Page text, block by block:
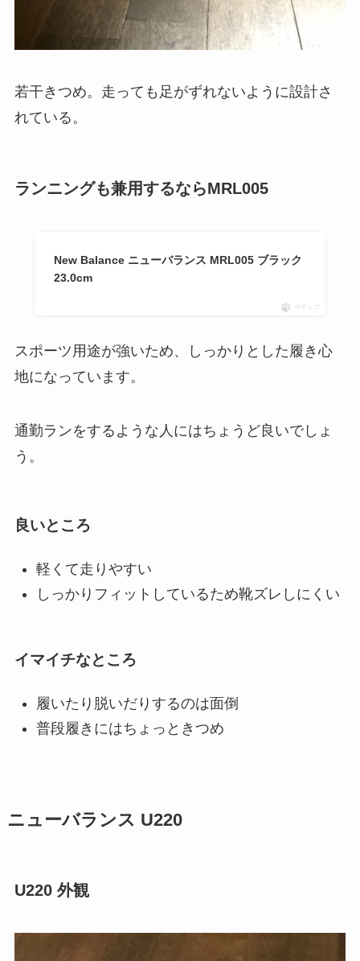
若干きつめ。走っても足がずれないように設計さ
れている。
ランニングも兼用するならMRL005
New Balance ニューバランス MRL005 ブラック
23.0cm
ポチップ
スポーツ用途が強いため、しっかりとした履き心
地になっています。
通勤ランをするような人にはちょうど良いでしょ
う。
良いところ
軽くて走りやすい
しっかりフィットしているため靴ズレしにくい
イマイチなところ
履いたり脱いだりするのは面倒
普段履きにはちょっときつめ
ニューバランス U220
U220 外観